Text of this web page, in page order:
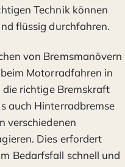
Technik können
flüssig durchfahren.
von Bremsmanövern
Motorradfahren in
richtige Bremskraft
auch Hinterradbremse
verschiedenen
Dies erfordert
Bedarfsfall schnell und